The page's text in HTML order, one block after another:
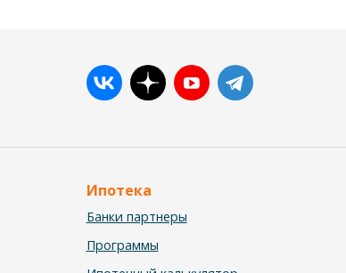
Ипотека
Банки партнеры
Программы